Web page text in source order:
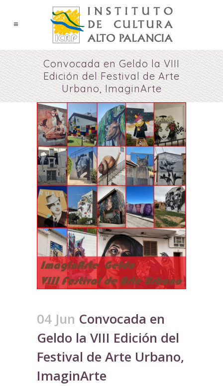
Convocada en Geldo la VIII
Edición del Festival de Arte
Urbano, ImaginArte
04 Jun Convocada en
Geldo la VIII Edición del
Festival de Arte Urbano,
ImaginArte